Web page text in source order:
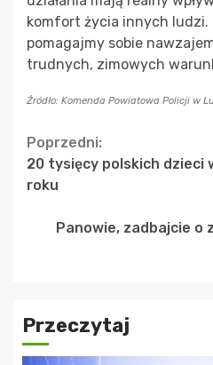
komfort życia innych ludzi.
pomagajmy sobie
trudnych, zimowych
Źródło: Komenda Powiatowa Policji w
Continue
Reading
Poprzedni:
20 tysięcy polskich dzieci
roku
Panowie, zadbajcie o
Przeczytaj